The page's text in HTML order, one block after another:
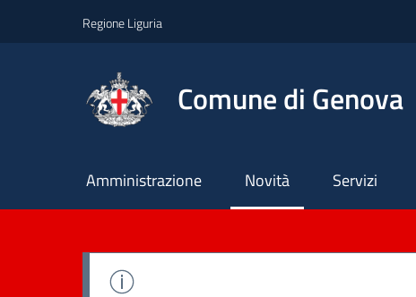
Regione Liguria
Comune di Genova
Principale
Amministrazione Novità Servizi